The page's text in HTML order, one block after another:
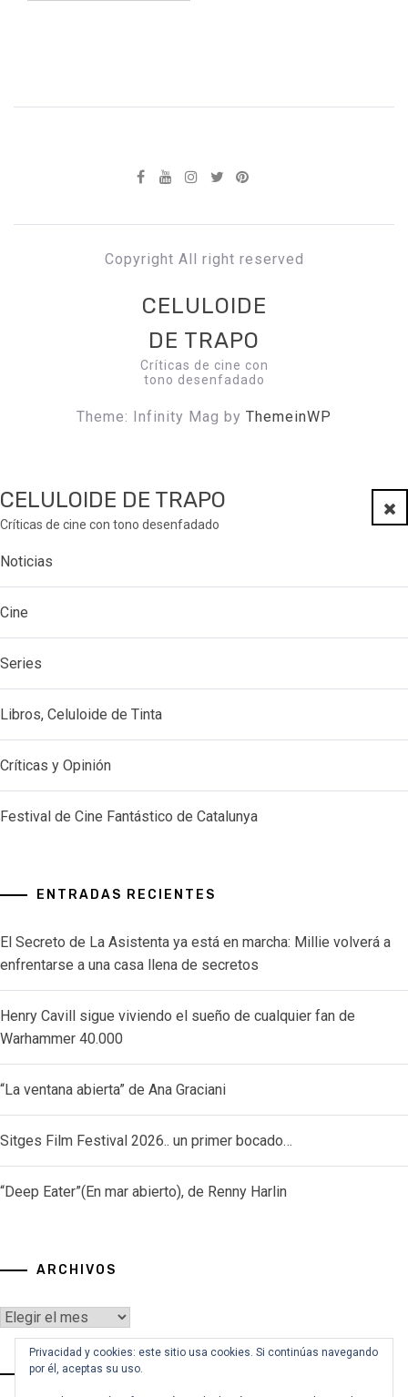
Copyright All right reserved
CELULOIDE
DE TRAPO
Críticas de cine con
tono desenfadado
Theme: Infinity Mag by ThemeinWP
CELULOIDE DE TRAPO
Críticas de cine con tono desenfadado
Noticias
Cine
Series
Libros, Celuloide de Tinta
Críticas y Opinión
Festival de Cine Fantástico de Catalunya
ENTRADAS RECIENTES
El Secreto de La Asistenta ya está en marcha: Millie volverá a
enfrentarse a una casa llena de secretos
Henry Cavill sigue viviendo el sueño de cualquier fan de
Warhammer 40.000
“La ventana abierta” de Ana Graciani
Sitges Film Festival 2026.. un primer bocado…
“Deep Eater”(En mar abierto), de Renny Harlin
ARCHIVOS
Archivos
VOY A BUSCAR…
Privacidad y cookies: este sitio usa cookies. Si continúas navegando
por él, aceptas su uso.